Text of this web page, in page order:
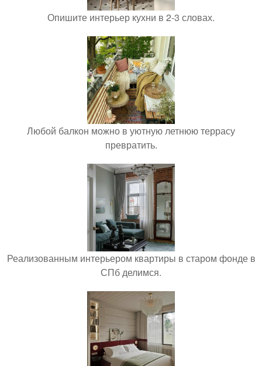
Опишите интерьер кухни в 2-3 словах.
Любой балкон можно в уютную летнюю террасу
превратить.
Реализованным интерьером квартиры в старом фонде в
СПб делимся.